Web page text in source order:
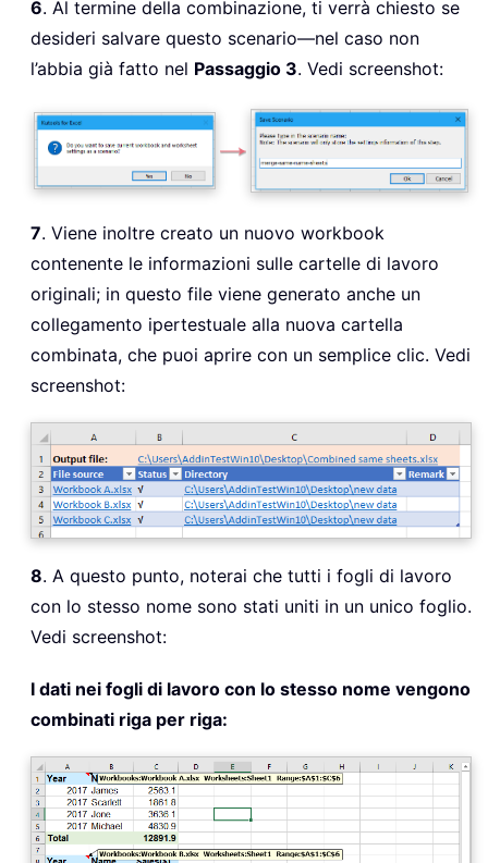
6. Al termine della combinazione, ti verrà chiesto se
desideri salvare questo scenario—nel caso non
l’abbia già fatto nel Passaggio 3. Vedi screenshot:
7. Viene inoltre creato un nuovo workbook
contenente le informazioni sulle cartelle di lavoro
originali; in questo file viene generato anche un
collegamento ipertestuale alla nuova cartella
combinata, che puoi aprire con un semplice clic. Vedi
screenshot:
8. A questo punto, noterai che tutti i fogli di lavoro
con lo stesso nome sono stati uniti in un unico foglio.
Vedi screenshot:
I dati nei fogli di lavoro con lo stesso nome vengono
combinati riga per riga: